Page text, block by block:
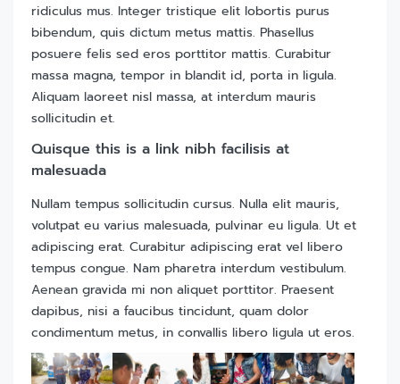
ridiculus mus. Integer tristique elit lobortis purus
bibendum, quis dictum metus mattis. Phasellus
posuere felis sed eros porttitor mattis. Curabitur
massa magna, tempor in blandit id, porta in ligula.
Aliquam laoreet nisl massa, at interdum mauris
sollicitudin et.
Quisque this is a link nibh facilisis at
malesuada
Nullam tempus sollicitudin cursus. Nulla elit mauris,
volutpat eu varius malesuada, pulvinar eu ligula. Ut et
adipiscing erat. Curabitur adipiscing erat vel libero
tempus congue. Nam pharetra interdum vestibulum.
Aenean gravida mi non aliquet porttitor. Praesent
dapibus, nisi a faucibus tincidunt, quam dolor
condimentum metus, in convallis libero ligula ut eros.